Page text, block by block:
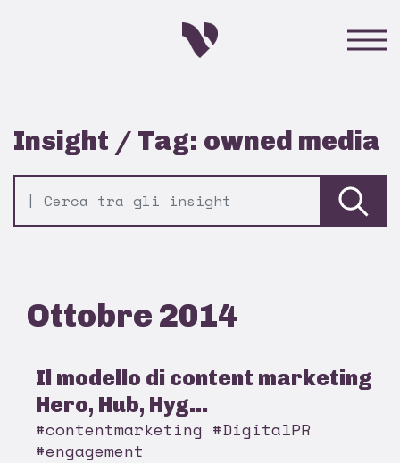
Insight / Tag: owned media
Ottobre 2014
Il modello di content marketing
Hero, Hub, Hyg...
#contentmarketing #DigitalPR
#engagement